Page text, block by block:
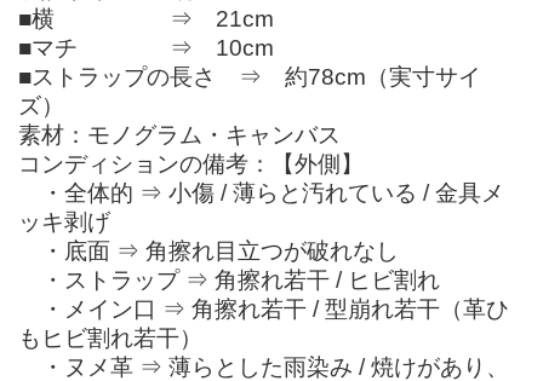
■横 ⇒ 21cm
■マチ ⇒ 10cm
■ストラップの長さ ⇒ 約78cm（実寸サイ
ズ）
素材：モノグラム・キャンバス
コンディションの備考：【外側】
・全体的 ⇒ 小傷 / 薄らと汚れている / 金具メ
ッキ剥げ
・底面 ⇒ 角擦れ目立つが破れなし
・ストラップ ⇒ 角擦れ若干 / ヒビ割れ
・メイン口 ⇒ 角擦れ若干 / 型崩れ若干（革ひ
もヒビ割れ若干）
・ヌメ革 ⇒ 薄らとした雨染み / 焼けがあり、